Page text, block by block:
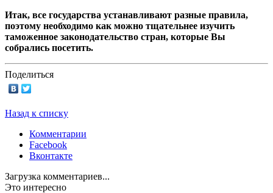
Итак, все государства устанавливают разные правила,
поэтому необходимо как можно тщательнее изучить
таможенное законодательство стран, которые Вы
собрались посетить.
Поделиться
Назад к списку
Комментарии
Facebook
Вконтакте
Загрузка комментариев...
Это интересно